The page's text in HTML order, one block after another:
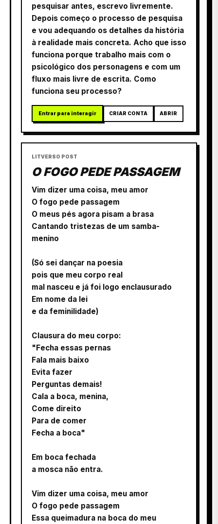
pesquisar antes, escrevo livremente.
Depois começo o processo de pesquisa
e vou adequando os detalhes da história
à realidade mais concreta. Acho que isso
funciona porque trabalho mais com o
psicológico dos personagens e com um
fluxo mais livre de escrita. Como
funciona seu processo?
Entrar para interagir CRIAR CONTA ABRIR
LITVERSO POST
O FOGO PEDE PASSAGEM
Vim dizer uma coisa, meu amor
O fogo pede passagem
O meus pés agora pisam a brasa
Cantando tristezas de um samba-
menino
(Só sei dançar na poesia
pois que meu corpo real
mal nasceu e já foi logo enclausurado
Em nome da lei
e da feminilidade)
Clausura do meu corpo:
"Fecha essas pernas
Fala mais baixo
Evita fazer
Perguntas demais!
Cala a boca, menina,
Come direito
Para de comer
Fecha a boca"
Em boca fechada
a mosca não entra.
Vim dizer uma coisa, meu amor
O fogo pede passagem
Essa queimadura na boca do meu